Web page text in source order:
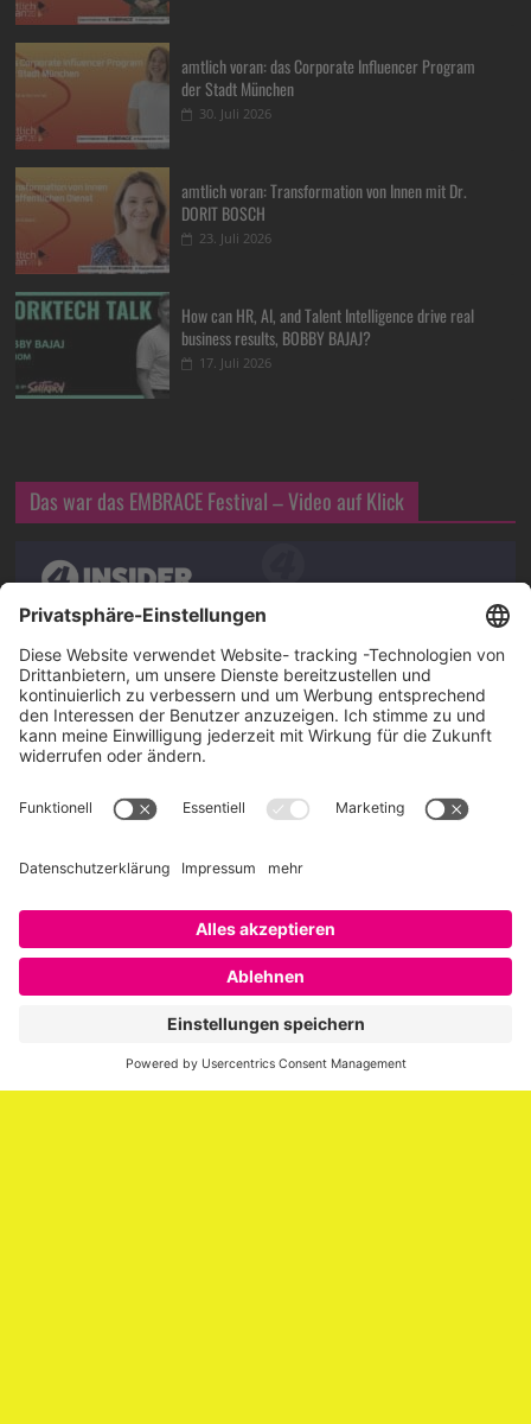
amtlich voran: das Corporate Influencer Program
der Stadt München
30. Juli 2026
amtlich voran: Transformation von Innen mit Dr.
DORIT BOSCH
23. Juli 2026
How can HR, AI, and Talent Intelligence drive real
business results, BOBBY BAJAJ?
17. Juli 2026
Das war das EMBRACE Festival – Video auf Klick
Über SAATKORN
SAATKORN ist der Blog von Gero Hesse. Seit 2009 schreibt
er über die Themen Employer Branding,